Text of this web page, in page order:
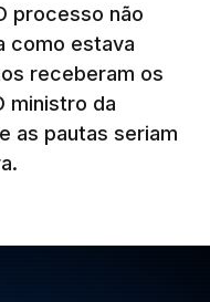
processo não
como estava
receberam os
ministro da
as pautas seriam